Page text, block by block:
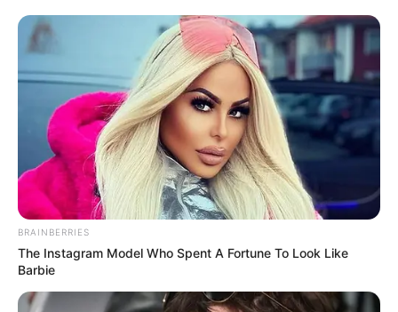
ΑΚΟΛΟΥΘΉΣΤΕ
BRAINBERRIES
The Instagram Model Who Spent A Fortune To Look Like
Barbie